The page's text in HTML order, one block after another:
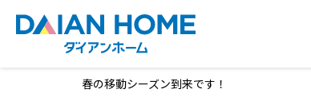
春の移動シーズン到来です！